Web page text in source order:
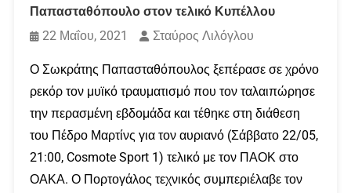
Παπασταθόπουλο στον τελικό Κυπέλλου
22 Μαΐου, 2021
Σταύρος Λιλόγλου
Ο Σωκράτης Παπασταθόπουλος ξεπέρασε σε χρόνο
ρεκόρ τον μυϊκό τραυματισμό που τον ταλαιπώρησε
την περασμένη εβδομάδα και τέθηκε στη διάθεση
του Πέδρο Μαρτίνς για τον αυριανό (Σάββατο 22/05,
21:00, Cosmote Sport 1) τελικό με τον ΠΑΟΚ στο
ΟΑΚΑ. Ο Πορτογάλος τεχνικός συμπεριέλαβε τον